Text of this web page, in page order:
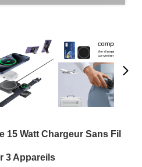
15 Watt Chargeur Sans Fil
3 Appareils